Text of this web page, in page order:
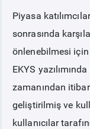
VADELİ
PİYASAKAYIT
SERBEST
MALİ
Piyasa
sonrasında
önlenebilmesi için
EKYS
zamanından
geliştirilmiş ve
kullanıcılar